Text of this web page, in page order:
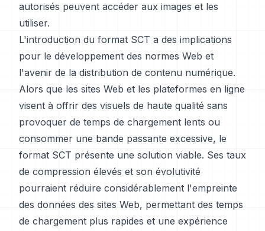
autorisés peuvent accéder aux images et les
utiliser.
L'introduction du format SCT a des implications
pour le développement des normes Web et
l'avenir de la distribution de contenu numérique.
Alors que les sites Web et les plateformes en ligne
visent à offrir des visuels de haute qualité sans
provoquer de temps de chargement lents ou
consommer une bande passante excessive, le
format SCT présente une solution viable. Ses taux
de compression élevés et son évolutivité
pourraient réduire considérablement l'empreinte
des données des sites Web, permettant des temps
de chargement plus rapides et une expérience